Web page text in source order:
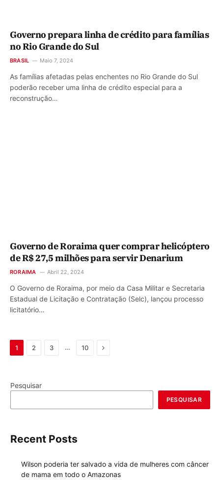
Governo prepara linha de crédito para famílias
no Rio Grande do Sul
BRASIL Maio 7, 2024
As famílias afetadas pelas enchentes no Rio Grande do Sul
poderão receber uma linha de crédito especial para a
reconstrução…
Governo de Roraima quer comprar helicóptero
de R$ 27,5 milhões para servir Denarium
RORAIMA Abril 22, 2024
O Governo de Roraima, por meio da Casa Militar e Secretaria
Estadual de Licitação e Contratação (Selc), lançou processo
licitatório…
1 2 3 … 10 Next
Pesquisar
PESQUISAR
Recent Posts
Wilson poderia ter salvado a vida de mulheres com câncer
de mama em todo o Amazonas